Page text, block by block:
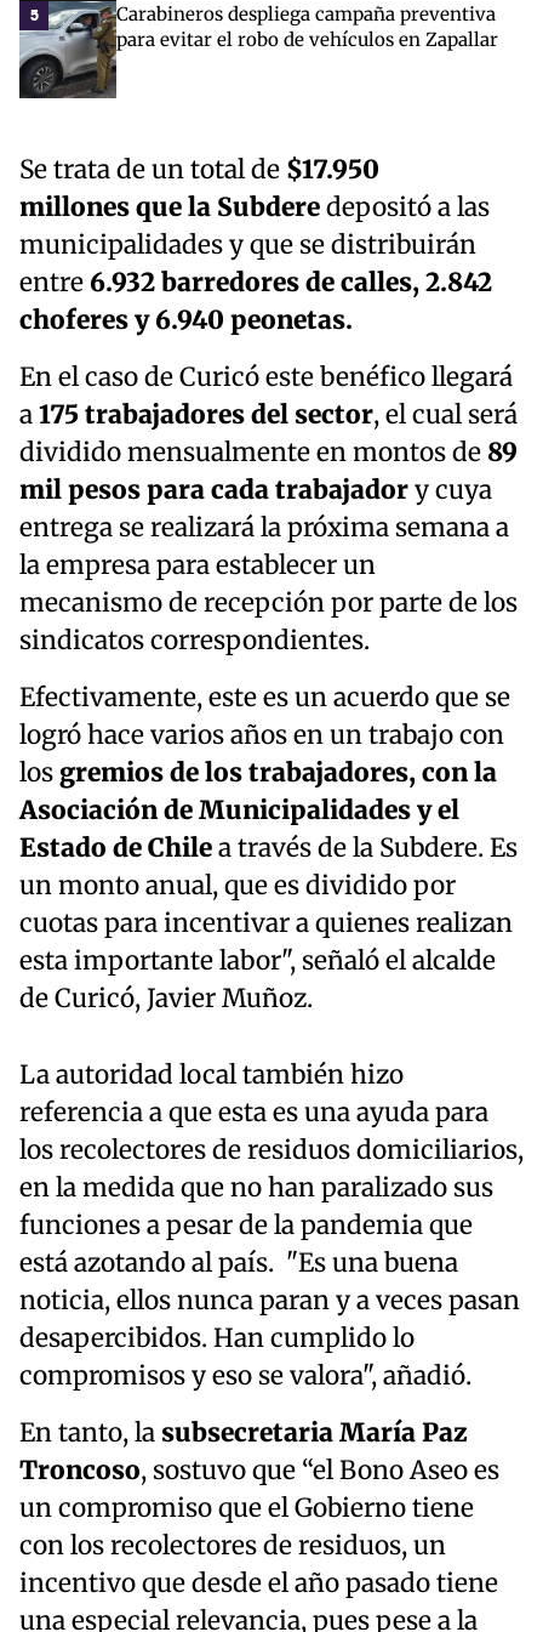
5
Carabineros despliega campaña preventiva
para evitar el robo de vehículos en Zapallar
Se trata de un total de $17.950
millones que la Subderedepositó a las
municipalidades y que se distribuirán
entre 6.932 barredores de calles, 2.842
choferes y 6.940 peonetas.
En el caso de Curicó este benéfico llegará
a175 trabajadores del sector, el cual será
dividido mensualmente en montos de 89
mil pesos para cada trabajadory cuya
entrega se realizará la próxima semana a
la empresa para establecer un
mecanismo de recepción por parte de los
sindicatos correspondientes.
Efectivamente, este es un acuerdo que se
logró hace varios años en un trabajo con
los gremios de los trabajadores, con la
Asociación de Municipalidades y el
Estado de Chilea través de la Subdere. Es
un monto anual, que es dividido por
cuotas para incentivar a quienes realizan
esta importante labor", señaló el alcalde
de Curicó, Javier Muñoz.
La autoridad local también hizo
referencia a que esta es una ayuda para
los recolectores de residuos domiciliarios,
en la medida que no han paralizado sus
funciones a pesar de la pandemia que
está azotando al país. "Es una buena
noticia, ellos nunca paran y a veces pasan
desapercibidos. Han cumplido lo
compromisos y eso se valora", añadió.
En tanto, la subsecretaria María Paz
Troncoso, sostuvo que “el Bono Aseo es
un compromiso que el Gobierno tiene
con los recolectores de residuos, un
incentivo que desde el año pasado tiene
una especial relevancia, pues pese a la